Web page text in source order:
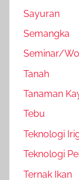
Sayuran
Semangka
Seminar/
Tanah
Tanaman
Tebu
Teknologi
Teknologi
Ternak Ikan